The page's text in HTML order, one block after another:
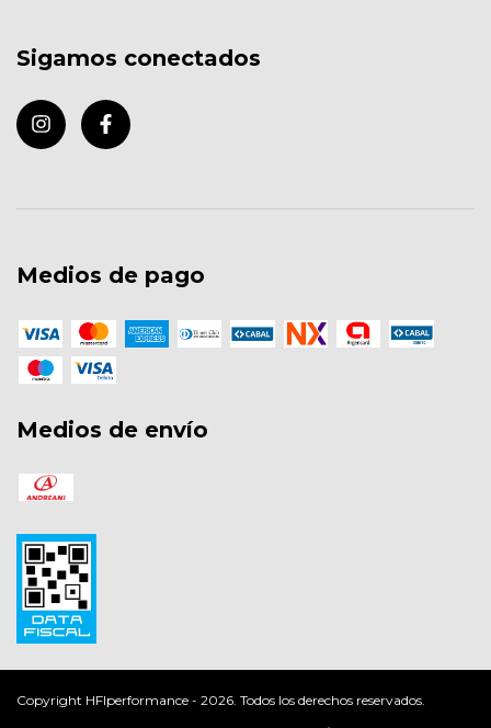
Sigamos conectados
Medios de pago
Medios de envío
Copyright HFIperformance - 2026. Todos los derechos reservados.